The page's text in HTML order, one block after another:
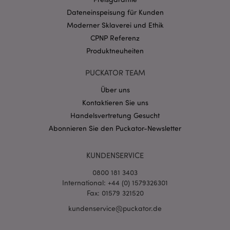
Dateneinspeisung für Kunden
Moderner Sklaverei und Ethik
CPNP Referenz
Produktneuheiten
PUCKATOR TEAM
Über uns
Kontaktieren Sie uns
Handelsvertretung Gesucht
Abonnieren Sie den Puckator-Newsletter
KUNDENSERVICE
0800 181 3403
International: +44 (0) 1579326301
Fax: 01579 321520
kundenservice@puckator.de
CookieScriptConsent
CookieScript
mage-cache-storage-section-